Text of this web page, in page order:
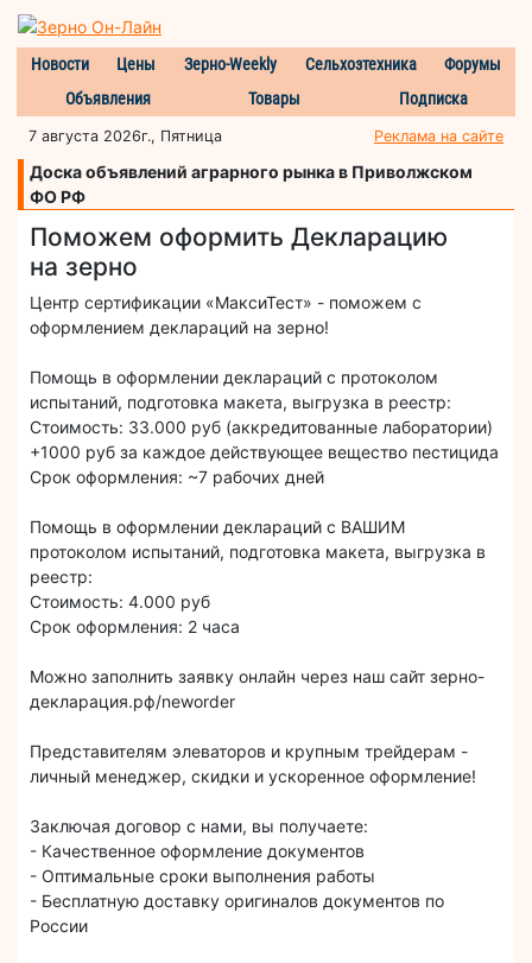
Новости Цены Зерно-Weekly Сельхозтехника
Форумы
Объявления
Товары Подписка
7 августа 2026г., Пятница Реклама на сайте
Доска объявлений аграрного рынка в Приволжском
ФО РФ
Поможем оформить Декларацию
на зерно
Центр сертификации «МаксиТест» - поможем с
оформлением деклараций на зерно!
Помощь в оформлении деклараций с протоколом
испытаний, подготовка макета, выгрузка в реестр:
Стоимость: 33.000 руб (аккредитованные лаборатории)
+1000 руб за каждое действующее вещество пестицида
Срок оформления: ~7 рабочих дней
Помощь в оформлении деклараций с ВАШИМ
протоколом испытаний, подготовка макета, выгрузка в
реестр:
Стоимость: 4.000 руб
Срок оформления: 2 часа
Можно заполнить заявку онлайн через наш сайт зерно-
декларация.рф/neworder
Представителям элеваторов и крупным трейдерам -
личный менеджер, скидки и ускоренное оформление!
Заключая договор с нами, вы получаете:
- Качественное оформление документов
- Оптимальные сроки выполнения работы
- Бесплатную доставку оригиналов документов по
России